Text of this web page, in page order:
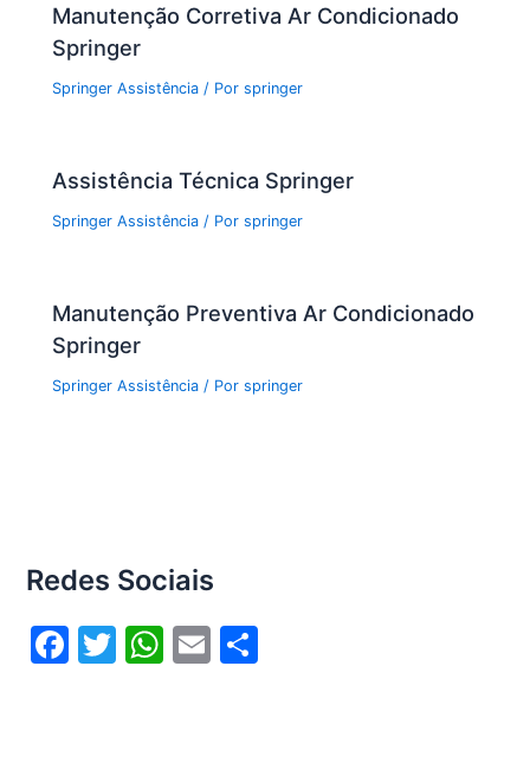
Manutenção Corretiva Ar Condicionado
Springer
Springer Assistência / Porspringer
Assistência Técnica Springer
Springer Assistência / Porspringer
Manutenção Preventiva Ar Condicionado
Springer
Springer Assistência / Porspringer
Redes Sociais
F
T
W E